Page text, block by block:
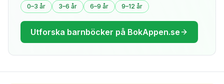
0–3 år 3–6 år 6–9 år 9–12 år
Utforska barnböcker på BokAppen.se